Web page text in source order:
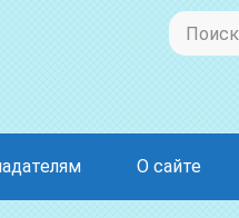
О сайте